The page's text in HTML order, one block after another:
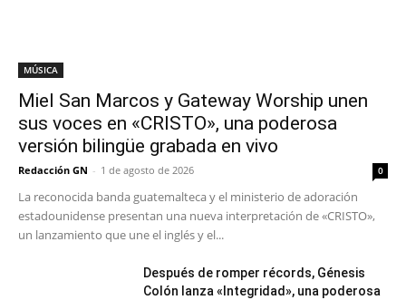
MÚSICA
Miel San Marcos y Gateway Worship unen
sus voces en «CRISTO», una poderosa
versión bilingüe grabada en vivo
Redacción GN - 1 de agosto de 2026 0
La reconocida banda guatemalteca y el ministerio de adoración
estadounidense presentan una nueva interpretación de «CRISTO»,
un lanzamiento que une el inglés y el...
Después de romper récords, Génesis
Colón lanza «Integridad», una poderosa